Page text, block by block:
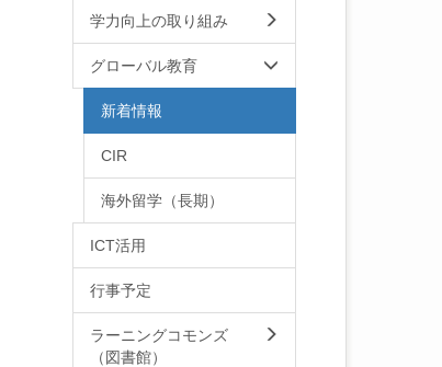
学力向上の取り組み
グローバル教育
新着情報
CIR
海外留学（長期）
ICT活用
行事予定
ラーニングコモンズ
（図書館）